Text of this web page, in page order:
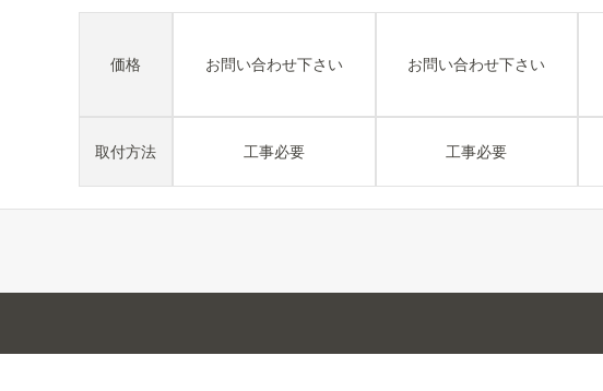
価格
取付方法
お問い合わせ下さい
工事必要
お問い合わせ下さい
工事必要